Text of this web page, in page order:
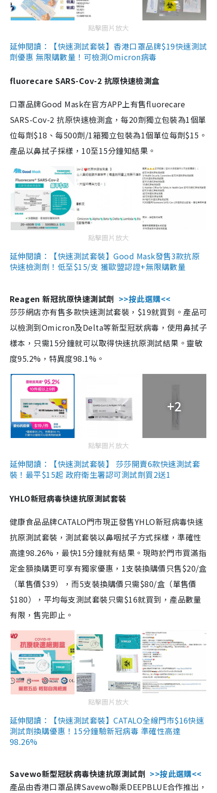
點擊圖片放大
延伸閱讀：【快速測試套裝】香港口罩品牌$19快速測試
劑優惠 無限購數量！可檢測Omicron病毒
fluorecare SARS-Cov-2 抗原快速檢測盒
口罩品牌Good Mask在官方APP上有售fluorecare
SARS-Cov-2 抗原快速檢測盒，每20劑獨立包裝為1個單
位每劑$18、每500劑/1箱獨立包裝為1個單位每劑$15。
產品以鼻拭子採樣，10至15分鐘知結果。
點擊圖片放大
延伸閱讀：【快速測試套裝】Good Mask發售3款抗原
快速檢測劑！低至$15/支 獲歐盟認證+無限購數量
Reagen 新冠抗原快速測試劑 >>按此選購<<
莎莎網店亦有售多款快速測試套裝，$19就買到。產品可
以檢測到Omicron及Delta等新型冠狀病毒，使用鼻拭子
樣本，只需15分鐘就可以取得快速抗原測試結果。靈敏
度95.2%，特異度98.1%。
+2
點擊圖片放大
延伸閱讀：【快速測試套裝】 莎莎開賣6款快速測試套
裝！最平$15起 政府衛生署認可測試劑買2送1
YHLO新冠病毒快速抗原測試套裝
健康食品品牌CATALO門市現正發售YHLO新冠病毒快速
抗原測試套裝，測試套裝以鼻咽拭子方式採樣，準確性
高達98.26%，最快15分鐘就有結果。現時於門市買滿指
定金額換購更可享有獨家優惠，1支裝換購價只售$20/盒
（單售價$39），而5支裝換購價只需$80/盒（單售價
$180），平均每支測試套裝只需$16就買到，產品數量
有限，售完即止。
點擊圖片放大
延伸閱讀：【快速測試套裝】CATALO全線門市$16快速
測試劑換購優惠！15分鐘驗新冠病毒 準確性高達
98.26%
Savewo新型冠狀病毒快速抗原測試劑 >>按此選購<<
產品由香港口罩品牌Savewo聯乘DEEPBLUE合作推出，